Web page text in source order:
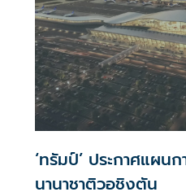
‘ทรัมป์’ ประกาศแผน
นานาชาติวอชิงตัน